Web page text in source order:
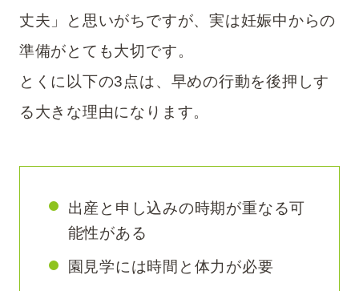
丈夫」と思いがちですが、実は妊娠中からの
準備がとても大切です。
とくに以下の3点は、早めの行動を後押しす
る大きな理由になります。
出産と申し込みの時期が重なる可
能性がある
園見学には時間と体力が必要